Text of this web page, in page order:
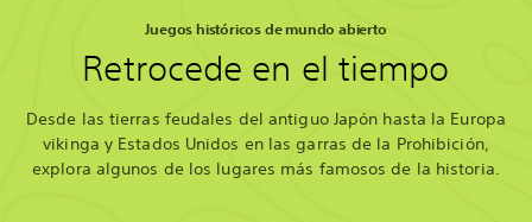
Juegos históricos de mundo abierto
Retrocede en el tiempo
Desde las tierras feudales del antiguo Japón hasta la Europa
vikinga y Estados Unidos en las garras de la Prohibición,
explora algunos de los lugares más famosos de la historia.